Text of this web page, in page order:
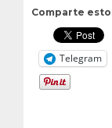
Comparte
Telegram